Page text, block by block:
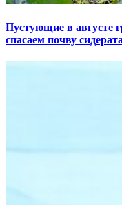
Пустующие в августе
спасаем почву